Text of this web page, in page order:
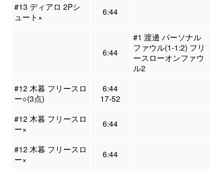
#13 ディアロ 2Pシ
ュート×
6:44
6:44
#1 渡邊 パーソナル
ファウル(1-1:2) フリ
ースローオンファウ
ル2
#12 木暮 フリースロ
ー○(3点)
6:44
17-52
#12 木暮 フリースロ
ー×
6:44
#12 木暮 フリースロ
ー×
6:44